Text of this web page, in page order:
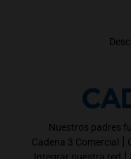
Nuestros padres
Cadena 3 Comercial |
|